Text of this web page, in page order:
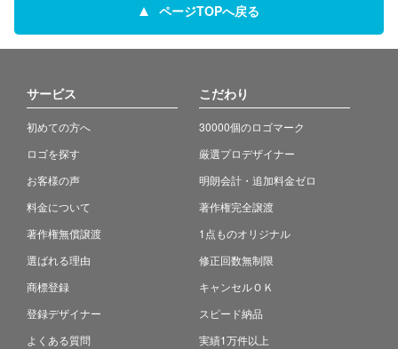
ページTOPへ戻る
サービス
初めての方へ
ロゴを探す
お客様の声
料金について
著作権無償譲渡
選ばれる理由
商標登録
登録デザイナー
よくある質問
こだわり
30000個のロゴマーク
厳選プロデザイナー
明朗会計・追加料金ゼロ
著作権完全譲渡
1点ものオリジナル
修正回数無制限
キャンセルＯＫ
スピード納品
実績1万件以上